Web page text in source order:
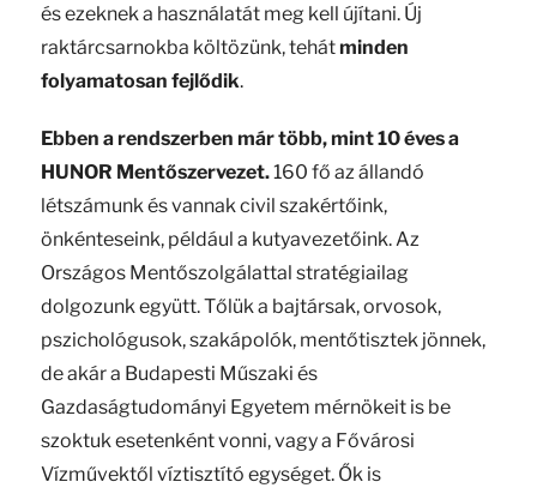
és ezeknek a használatát meg kell újítani. Új
raktárcsarnokba költözünk, tehátminden
folyamatosan fejlődik.
Ebben a rendszerben már több, mint 10 éves a
HUNOR Mentőszervezet.160 fő az állandó
létszámunk és vannak civil szakértőink,
önkénteseink, például a kutyavezetőink. Az
Országos Mentőszolgálattal stratégiailag
dolgozunk együtt. Tőlük a bajtársak, orvosok,
pszichológusok, szakápolók, mentőtisztek jönnek,
de akár a Budapesti Műszaki és
Gazdaságtudományi Egyetem mérnökeit is be
szoktuk esetenként vonni, vagy a Fővárosi
Vízművektől víztisztító egységet. Ők is